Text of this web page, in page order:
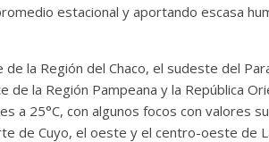
estacional y aportando escasa
de la Región del Chaco, el sudeste del
la Región Pampeana y la República
a 25°C, con algunos focos con valores
de Cuyo, el oeste y el centro-oeste de